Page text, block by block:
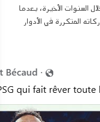
السنوات الأخيرة، بعدما
المتكررة في الأدوار